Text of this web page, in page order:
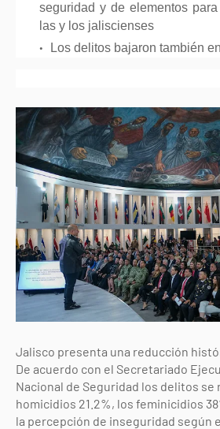
seguridad y de elementos
las y los jaliscienses
Los delitos bajaron también
Jalisco presenta una reducción
De acuerdo con el Secretariado
Nacional de Seguridad los delitos se
homicidios 21.2%, los feminicidios
la percepción de inseguridad según